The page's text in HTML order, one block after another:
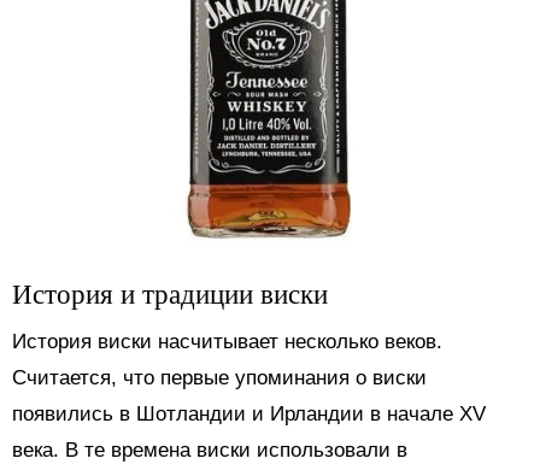
История и традиции виски
История виски насчитывает несколько веков.
Считается, что первые упоминания о виски
появились в Шотландии и Ирландии в начале XV
века. В те времена виски использовали в